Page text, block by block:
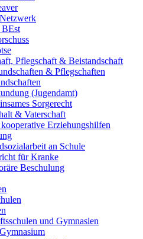
Pflegschaft & Beistandschaft
& Pflegschaften
(Jugendamt)
Sorgerecht
& Vaterschaft
Erziehungshilfen
an Schule
für Kranke
Beschulung
und Gymnasien